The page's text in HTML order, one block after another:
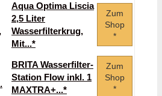
Aqua Optima Liscia
2,5 Liter
Wasserfilterkrug,
Mit...*
Zum
Shop
*
BRITA Wasserfilter-
Station Flow inkl. 1
MAXTRA+...*
Zum
Shop
*